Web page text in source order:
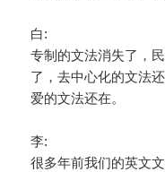
白:
专制的文法消失了，
了，去中心化的文法
爱的文法还在。
李:
很多年前我们的英文